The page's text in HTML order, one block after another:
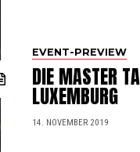
EVENT-PREVIEW
DIE MASTER
LUXEMBURG
14. NOVEMBER 2019